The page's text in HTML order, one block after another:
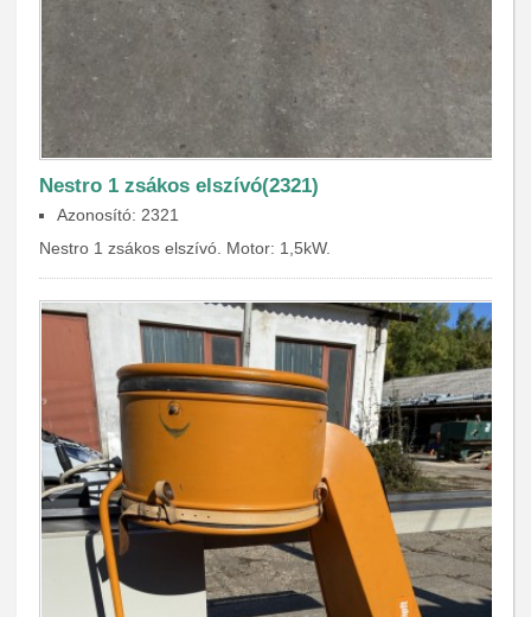
Nestro 1 zsákos elszívó(2321)
Azonosító: 2321
Nestro 1 zsákos elszívó. Motor: 1,5kW.